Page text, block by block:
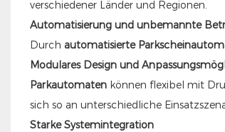
verschiedener Länder und Regionen.
Automatisierung und unbemannte
Durch automatisierte
Modulares Design und
Parkautomatenkönnen flexibel mit
sich so an unterschiedliche
Starke Systemintegration